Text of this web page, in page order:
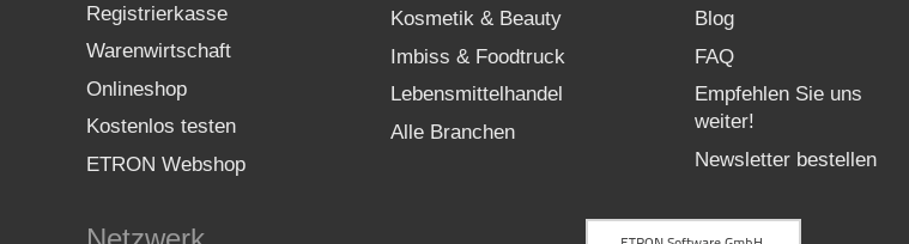
Registrierkasse
Warenwirtschaft
Onlineshop
Kostenlos testen
ETRON Webshop
Kosmetik & Beauty
Imbiss & Foodtruck
Lebensmittelhandel
Alle Branchen
Blog
FAQ
Empfehlen Sie uns
weiter!
Newsletter bestellen